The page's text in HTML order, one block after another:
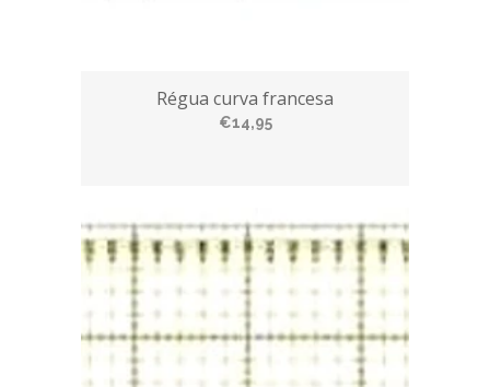
Régua curva francesa
€14,95